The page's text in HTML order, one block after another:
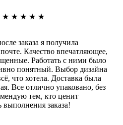
★ ★ ★ ★ ★
заказа я получила
Качество впечатляющее,
Работать с ними было
понятный. Выбор дизайна
что хотела. Доставка была
Все отлично упаковано, без
тем, кто ценит
выполнения заказа!